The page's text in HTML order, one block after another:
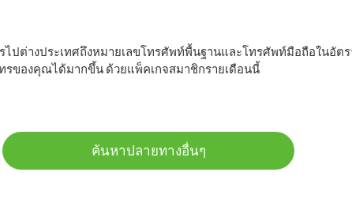
ปต่างประเทศถึงหมายเลขโทรศัพท์พื้นฐานและโทรศัพท์มือถือในอัต
ของคุณได้มากขึ้น ด้วยแพ็คเกจสมาชิกรายเดือนนี้
ค้นหาปลายทางอื่นๆ